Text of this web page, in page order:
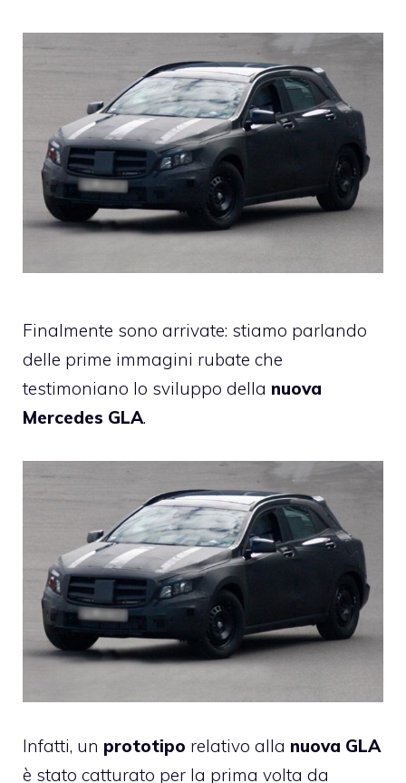
Finalmente sono arrivate: stiamo parlando
delle prime immagini rubate che
testimoniano lo sviluppo della nuova
Mercedes GLA.
Infatti, un prototipo relativo alla nuova GLA
è stato catturato per la prima volta da